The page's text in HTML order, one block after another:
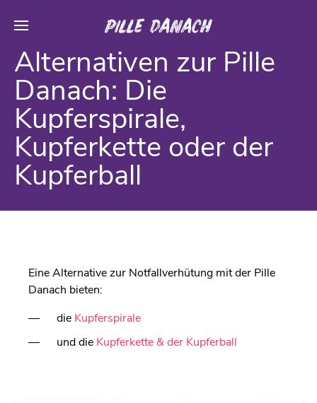
Alternativen zur Pille
Danach: Die
Kupferspirale,
Kupferkette oder der
Kupferball
Eine Alternative zur Notfallverhütung mit der Pille
Danach bieten:
die Kupferspirale
und die Kupferkette & der Kupferball